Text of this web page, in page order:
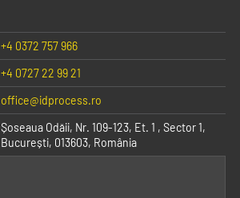
+4 0372 757 966
+4 0727 22 99 21
office@idprocess.ro
Șoseaua Odăii, Nr. 109-123, Et. 1 ,Sector 1,
București, 013603, România